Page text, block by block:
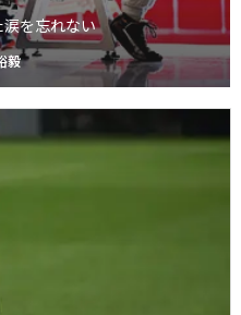
を忘れない
毅